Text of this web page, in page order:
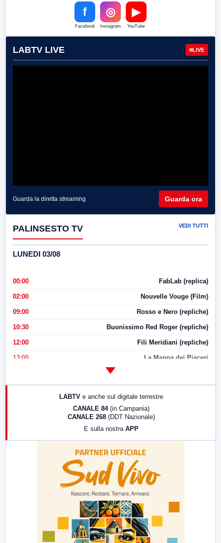
f
Facebook
◎
Instagram
▶
YouTube
LABTV LIVE LIVE
Guarda la diretta streaming Guarda ora
PALINSESTO TV VEDI TUTTI
LUNEDI 03/08
00:00 FabLab (replica)
02:00 Nouvelle Vouge (Film)
09:00 Rosso e Nero (repliche)
10:30 Buonissimo Red Roger (repliche)
12:00 Fili Meridiani (repliche)
13:00 La Mappa dei Piaceri
LABTV e anche sul digitale terrestre
CANALE 84 (in Campania)
CANALE 268 (DDT Nazionale)
E sulla nostra APP